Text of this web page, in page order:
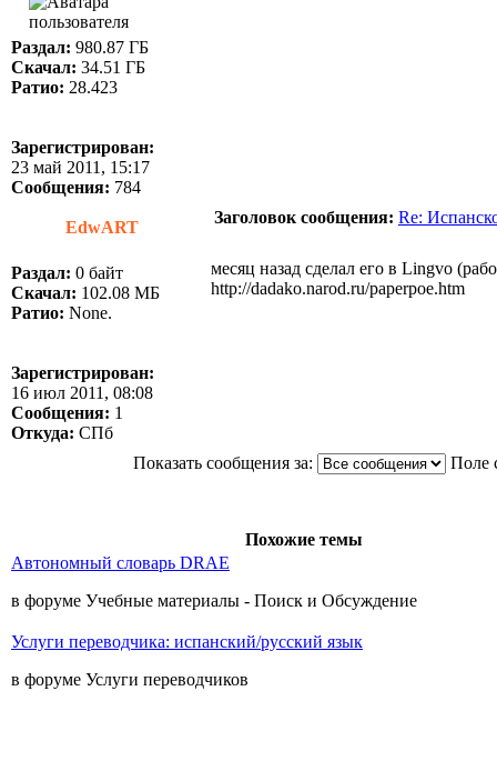
Раздал: 980.87 ГБ
Скачал: 34.51 ГБ
Ратио: 28.423
Зарегистрирован:
23 май 2011, 15:17
Сообщения: 784
EdwART
Заголовок сообщения: Re:
Раздал: 0 байт
Скачал: 102.08 МБ
Ратио: None.
Зарегистрирован:
16 июл 2011, 08:08
Сообщения: 1
Откуда: СПб
месяц назад сделал его в Lingvo
http://dadako.narod.ru/paperpoe.htm
Показать сообщения за: Поле
Похожие темы
Автономный словарь DRAE
в форуме Учебные материалы - Поиск и Обсуждение
Услуги переводчика: испанский/русский язык
в форуме Услуги переводчиков